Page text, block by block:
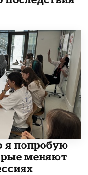
я попробую
меняют